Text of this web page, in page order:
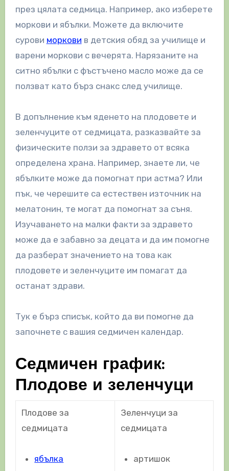
през цялата седмица. Например, ако изберете
моркови и ябълки. Можете да включите
сурови моркови в детския обяд за училище и
варени моркови с вечерята. Нарязаните на
ситно ябълки с фъстъчено масло може да се
ползват като бърз снакс след училище.
В допълнение към яденето на плодовете и
зеленчуците от седмицата, разказвайте за
физическите ползи за здравето от всяка
определена храна. Например, знаете ли, че
ябълките може да помогнат при астма? Или
пък, че черешите са естествен източник на
мелатонин, те могат да помогнат за съня.
Изучаването на малки факти за здравето
може да е забавно за децата и да им помогне
да разберат значението на това как
плодовете и зеленчуците им помагат да
останат здрави.
Тук е бърз списък, който да ви помогне да
започнете с вашия седмичен календар.
Седмичен график:
Плодове и зеленчуци
Плодове за
седмицата
ябълка
Зеленчуци за
седмицата
артишок